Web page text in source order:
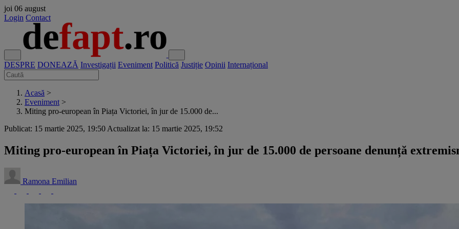
joi 06 august
Login Contact
DESPRE DONEAZĂ Investigații Eveniment Politică Justiție Opinii Internațional
Acasă >
Eveniment >
Miting pro-european în Piața Victoriei, în jur de 15.000 de...
Publicat: 15 martie 2025, 19:50 Actualizat la: 15 martie 2025, 19:52
Miting pro-european în Piața Victoriei, în jur de 15.000 de persoane denunță
Ramona Emilian